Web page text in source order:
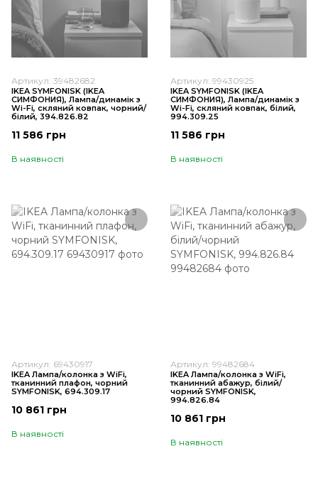
Артикул: 39482682
IKEA SYMFONISK (ІKEA
СИМФОНИЯ), Лампа/динамік з
Wi-Fi, скляний ковпак, чорний/
білий, 394.826.82
11 586 грн
В наявності
Артикул: 99430925
IKEA SYMFONISK (ІKEA
СИМФОНИЯ), Лампа/динамік з
Wi-Fi, скляний ковпак, білий,
994.309.25
11 586 грн
В наявності
Артикул: 69430917
IKEA Лампа/колонка з WiFi,
тканинний плафон, чорний
SYMFONISK, 694.309.17
10 861 грн
В наявності
Артикул: 99482684
IKEA Лампа/колонка з WiFi,
тканинний абажур, білий/
чорний SYMFONISK,
994.826.84
10 861 грн
В наявності